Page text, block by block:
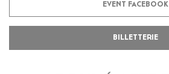
EVENT FACEBOOK
BILLETTERIE